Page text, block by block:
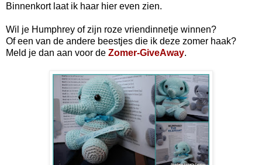
Binnenkort laat ik haar hier even zien.
Wil je Humphrey of zijn roze vriendinnetje winnen?
Of een van de andere beestjes die ik deze zomer haak?
Meld je dan aan voor de Zomer-GiveAway.